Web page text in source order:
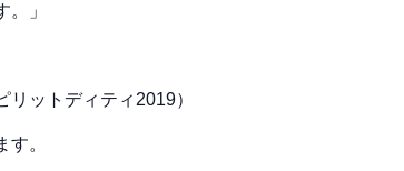
」
ットディティ2019）
。